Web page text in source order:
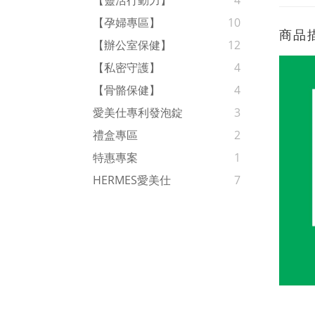
【孕婦專區】
10
【辦公室保健】
12
【私密守護】
4
【骨骼保健】
4
愛美仕專利發泡錠
3
禮盒專區
2
特惠專案
1
HERMES愛美仕
7
商品